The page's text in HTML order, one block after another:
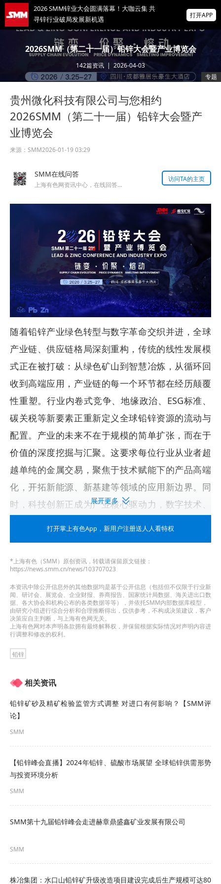
2026 SMM锌业大会圆满落幕！大咖云集 共
寻锌行业破局发展新机遇
美国拟投30亿美元扶持关键矿产
为有色行业打造的神器
非农爆冷打击加息预期 美元周线两连跌 金属
涨跌互现 贵金属周线大反攻【隔夜行情】
打开APP
2026SMM（第二十一届）铅锌大会暨产业博览会
142篇资讯 | 2026-04-03
专题
贵州微化科技有限公司与您相约
2026SMM（第二十一届）铅锌大会暨产
业博览会
来源： SMM2026-01-19 03:29
SMM在线问答
上海有色网资讯中心，在线回答您的提问！
访问TA的主页
随着铅锌产业绿色转型与数字革命交织并进，全球
产业链、供应链格局深刻重构，传统的线性发展模
式正在被打破：从绿色矿山到智慧冶炼，从循环回
收到高端应用，产业链的每一个环节都在经历颠覆
性重塑。行业内卷式竞争、地缘政治、ESG标准、
碳关税等新要素正重新定义全球铅锌资源的流动与
配置。产业的未来不在于规模的简单扩张，而在于
价值的深度挖掘与汇聚。这要求每位行业从业者超
越单纯的金属交易，聚焦于技术赋能下的产品高端
化，开拓新能源、新基建等领域的应用新边界。同
时，科技创新正成为产业核心驱动力，数字技术、
2026SMM（第二十一届）铅锌大会暨产业博览会，
豪生大酒店，汇聚国内外铅锌行业的领军企业、专
家学者、政府官员以及相关领域的专业人士，搭建
一个全球性的高端对话平台。在本届大会上，贵州
微化科技有限公司
最佳实践
激发"熔动"势能,碰撞科技赋能与产业升级的思想火
点击报名表单
意义非凡、影响深远的行业盛会，共创辉煌新篇
展开更多
打开掌上有色App ，新用户注册送人人看特权
*上海有色（SMM）原创资讯，转载请保留原文链接：
https://news.smm.cn/news/103707023
本资讯中除公开信息外的其他数据均是基于公开信息（包括但不仅限于行业新
闻、研讨会、展览会、企业财报、券商报告、国家统计局数据、海关进出口数
据、各大协会和机构公布的各类数据等等），并依托SMM内部数据库模型，
由研究小组进行综合分析和合理推断得出，仅供参考，不构成决策建议，客户
决策应自主判断，与上海有色网无关。
上海有色网对本声明条款拥有最终解释权，并保留根据实际情况对声明内容进
行调整和修改的权利。
铅锌
相关资讯
铅锌矿砂及精矿检验监管方式调整 对进口有何影响？【SMM评
论】
SMM
【铅锌峰会直播】2024年铅锌、硫酸市场展望 全球铅锌供需形势
与投资环境分析
SMM
SMM第十九届铅锌峰会走进赫章鼎盛鑫矿业发展有限公司
SMM
株冶集团：水口山铅锌矿升级改造项目建设完成后生产规模可达80